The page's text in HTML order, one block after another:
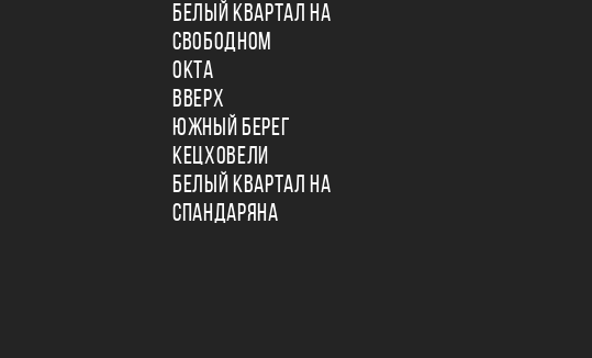
БЕЛЫЙ КВАРТАЛ НА
СВОБОДНОМ
ОКТА
ВВЕРХ
ЮЖНЫЙ БЕРЕГ
КЕЦХОВЕЛИ
БЕЛЫЙ КВАРТАЛ НА
СПАНДАРЯНА